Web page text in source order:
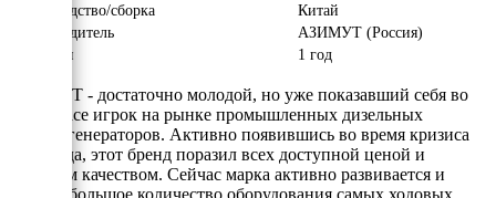
Производство/сборка
Китай
Производитель
АЗИМУТ (Россия)
Гарантия
1 год
АЗИМУТ - достаточно молодой, но уже показавший себя во
всей красе игрок на рынке промышленных дизельных
электрогенераторов. Активно появившись во время кризиса
2008 года, этот бренд поразил всех доступной ценой и
хорошим качеством. Сейчас марка активно развивается и
держит большое количество оборудования самых ходовых